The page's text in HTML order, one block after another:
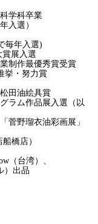
学科卒業
入選）
年入選)
展入選
制作最優秀賞受賞
・努力賞
田油絵具賞
ラム作品展入選（以
菅野瑠衣油彩画展」
橋店）
台湾）、
）出品